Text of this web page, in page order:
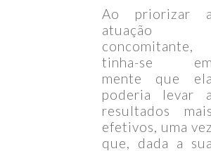
Ao priorizar a
atuação
concomitante,
tinha-se em
mente que ela
poderia levar a
resultados mais
efetivos, uma vez
que, dada a sua